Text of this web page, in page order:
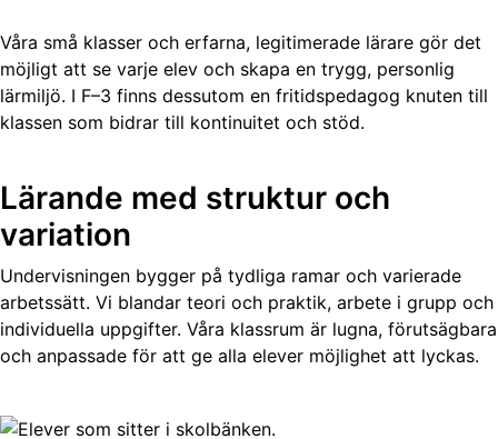
Våra små klasser och erfarna, legitimerade lärare gör det
möjligt att se varje elev och skapa en trygg, personlig
lärmiljö. I F–3 finns dessutom en fritidspedagog knuten till
klassen som bidrar till kontinuitet och stöd.
Lärande med struktur och
variation
Undervisningen bygger på tydliga ramar och varierade
arbetssätt. Vi blandar teori och praktik, arbete i grupp och
individuella uppgifter. Våra klassrum är lugna, förutsägbara
och anpassade för att ge alla elever möjlighet att lyckas.